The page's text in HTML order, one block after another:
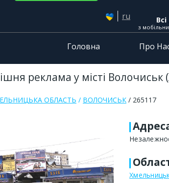
ru
з
Головна Про
реклама у місті
ОБЛАСТЬ ВОЛОЧИСЬК 265117